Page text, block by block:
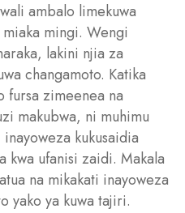
ambalo limekuwa
mingi. Wengi
lakini njia za
changamoto. Katika
fursa zimeenea na
makubwa, ni muhimu
kukusaidia
kwa ufanisi zaidi. Makala
na mikakati inayoweza
yako ya kuwa tajiri.